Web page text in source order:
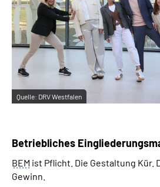
Quelle: DRV Westfalen
Betriebliches
BEM ist Pflicht. Die Gestaltung Kür.
Gewinn.